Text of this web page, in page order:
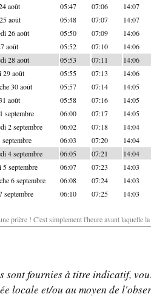
août 05:47 07:06 14:07
août 05:48 07:07 14:07
26 août 05:50 07:09 14:06
août 05:52 07:10 14:06
28 août 05:53 07:11 14:06
29 août 05:55 07:13 14:06
30 août 05:57 07:14 14:05
août 05:58 07:16 14:05
septembre 06:00 07:17 14:05
2 septembre 06:02 07:18 14:04
septembre 06:03 07:20 14:04
4 septembre 06:05 07:21 14:04
5 septembre 06:07 07:23 14:03
6 septembre 06:08 07:24 14:03
septembre 06:10 07:25 14:03
prière ! C'est simplement l'heure avant laquelle
sont fournies à titre indicatif,
locale et/ou au moyen de